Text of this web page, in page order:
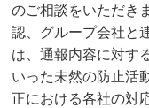
のご相談をいただき
認、グループ会社と
は、通報内容に対す
いった未然の防止活
正における各社の対